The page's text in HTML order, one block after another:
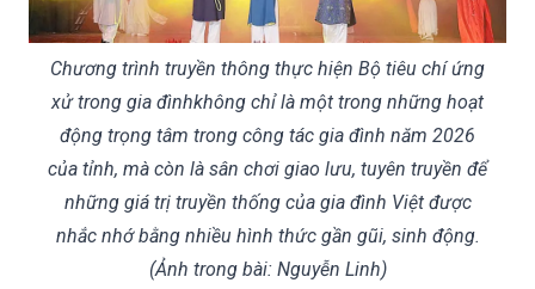
Chương trình truyền thông thực hiện Bộ tiêu chí ứng
xử trong gia đìnhkhông chỉ là một trong những hoạt
động trọng tâm trong công tác gia đình năm 2026
của tỉnh, mà còn là sân chơi giao lưu, tuyên truyền để
những giá trị truyền thống của gia đình Việt được
nhắc nhớ bằng nhiều hình thức gần gũi, sinh động.
(Ảnh trong bài: Nguyễn Linh)